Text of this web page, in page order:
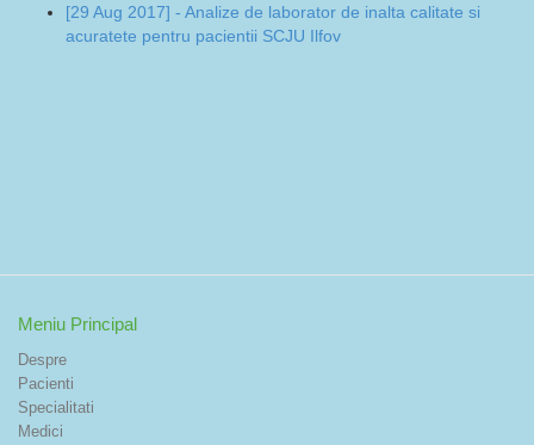
[29 Aug 2017] - Analize de laborator de inalta calitate si
acuratete pentru pacientii SCJU Ilfov
Meniu Principal
Despre
Pacienti
Specialitati
Medici